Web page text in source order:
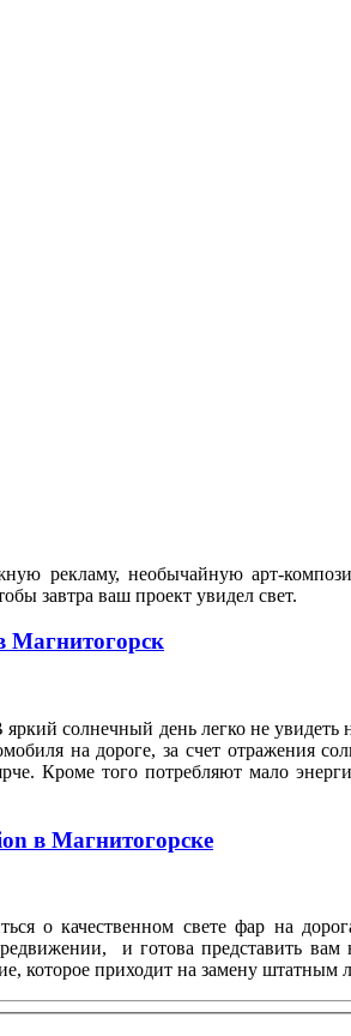
рекламу, необычайную арт-
завтра ваш проект увидел свет.
Магнитогорск
солнечный день легко не увидеть
на дороге, за счет отражения
Кроме того потребляют мало
в Магнитогорске
о качественном свете фар на
и готова представить
которое приходит на замену